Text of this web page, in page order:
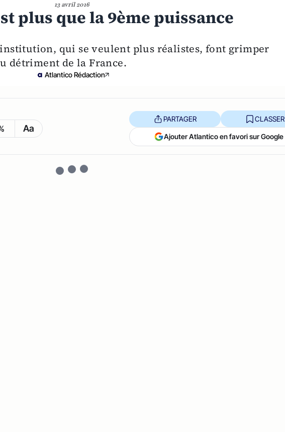
13 avril 2016
plus que la 9ème puissance
qui se veulent plus réalistes, font grimper
détriment de la France.
Atlantico Rédaction
Aa
PARTAGER CLASSER
Ajouter Atlantico en favori sur Google